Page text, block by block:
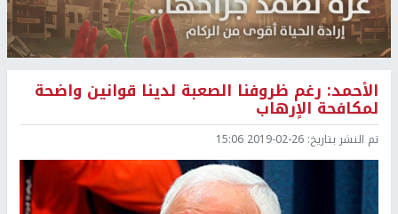
الأحمد: رغم ظروفنا الصعبة لدينا قوانين واضحة
لمكافحة الاٍرهاب
تم النشر بتاريخ: 2019-02-26 15:06